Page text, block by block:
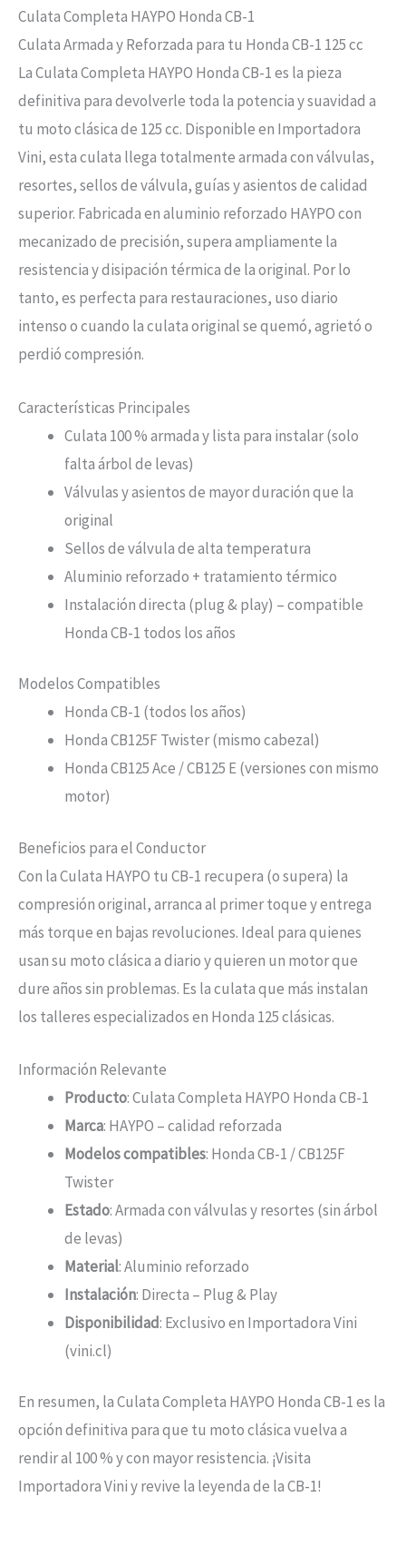
Culata Completa HAYPO Honda CB-1
Culata Armada y Reforzada para tu Honda CB-1 125 cc
La Culata Completa HAYPO Honda CB-1 es la pieza
definitiva para devolverle toda la potencia y suavidad a
tu moto clásica de 125 cc. Disponible en Importadora
Vini, esta culata llega totalmente armada con válvulas,
resortes, sellos de válvula, guías y asientos de calidad
superior. Fabricada en aluminio reforzado HAYPO con
mecanizado de precisión, supera ampliamente la
resistencia y disipación térmica de la original. Por lo
tanto, es perfecta para restauraciones, uso diario
intenso o cuando la culata original se quemó, agrietó o
perdió compresión.
Características Principales
Culata 100 % armada y lista para instalar (solo
falta árbol de levas)
Válvulas y asientos de mayor duración que la
original
Sellos de válvula de alta temperatura
Aluminio reforzado + tratamiento térmico
Instalación directa (plug & play) – compatible
Honda CB-1 todos los años
Modelos Compatibles
Honda CB-1 (todos los años)
Honda CB125F Twister (mismo cabezal)
Honda CB125 Ace / CB125 E (versiones con mismo
motor)
Beneficios para el Conductor
Con la Culata HAYPO tu CB-1 recupera (o supera) la
compresión original, arranca al primer toque y entrega
más torque en bajas revoluciones. Ideal para quienes
usan su moto clásica a diario y quieren un motor que
dure años sin problemas. Es la culata que más instalan
los talleres especializados en Honda 125 clásicas.
Información Relevante
Producto: Culata Completa HAYPO Honda CB-1
Marca: HAYPO – calidad reforzada
Modelos compatibles: Honda CB-1 / CB125F
Twister
Estado: Armada con válvulas y resortes (sin árbol
de levas)
Material: Aluminio reforzado
Instalación: Directa – Plug & Play
Disponibilidad: Exclusivo en Importadora Vini
(vini.cl)
En resumen, la Culata Completa HAYPO Honda CB-1 es la
opción definitiva para que tu moto clásica vuelva a
rendir al 100 % y con mayor resistencia. ¡Visita
Importadora Vini y revive la leyenda de la CB-1!